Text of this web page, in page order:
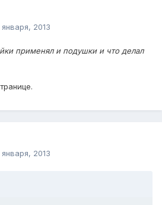
января, 2013
применял и подушки и что делал
января, 2013